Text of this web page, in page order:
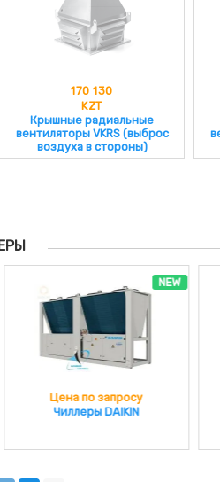
170 130
KZT
Крышные радиальные
вентиляторы VKRS (выброс
воздуха в стороны)
NEW
Цена по запросу
Чиллеры DAIKIN